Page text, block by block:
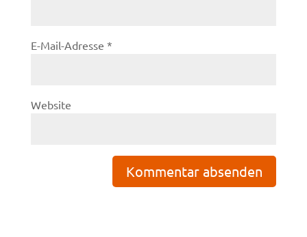
E-Mail-Adresse *
Website